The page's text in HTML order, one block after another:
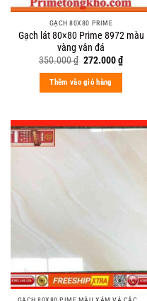
GẠCH 80X80 PRIME
Gạch lát 80×80 Prime 8972 màu
vàng vân đá
350.000₫ Original
was:
350.000 ₫.
272.000₫Current
price
Thêm vào giỏ hàng